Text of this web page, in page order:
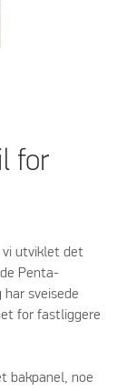
for
vi utviklet det
Penta-
sveisede
for fastliggere
bakpanel, noe